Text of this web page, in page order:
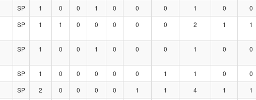
SP 1 0 0 1 0 0 0 1 0 0
SP 1 1 0 0 0 0 0 2 1 1
SP 1 0 0 1 0 0 0 1 0 0
SP 1 0 0 0 0 0 1 1 0 0
SP 2 0 0 0 0 1 1 4 1 1